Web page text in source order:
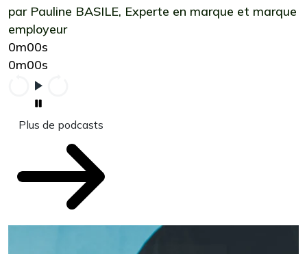
par Pauline BASILE, Experte en marque et marque
employeur
0m00s
0m00s
Plus de podcasts